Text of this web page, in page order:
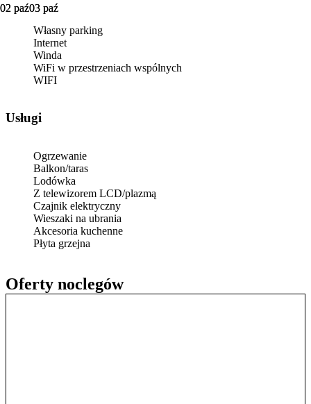
02 paź03 paź
Oferty noclegów
02 paź03 paź
Własny parking
Internet
Winda
WiFi w przestrzeniach wspólnych
WIFI
Usługi
Ogrzewanie
Balkon/taras
Lodówka
Z telewizorem LCD/plazmą
Czajnik elektryczny
Wieszaki na ubrania
Akcesoria kuchenne
Płyta grzejna